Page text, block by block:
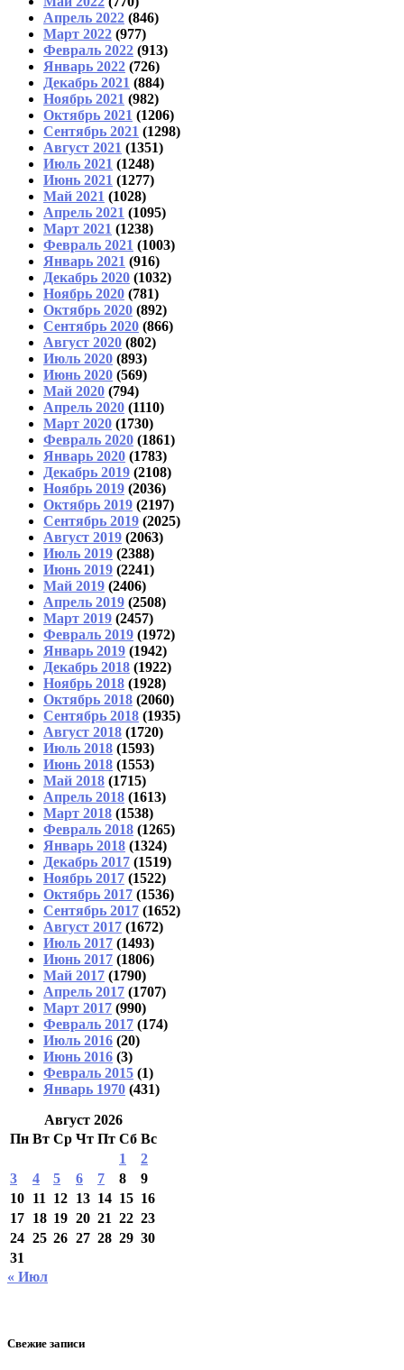
Апрель 2022 (846)
Март 2022 (977)
Февраль 2022 (913)
Январь 2022 (726)
Декабрь 2021 (884)
Ноябрь 2021 (982)
Октябрь 2021 (1206)
Сентябрь 2021 (1298)
Август 2021 (1351)
Июль 2021 (1248)
Июнь 2021 (1277)
Май 2021 (1028)
Апрель 2021 (1095)
Март 2021 (1238)
Февраль 2021 (1003)
Январь 2021 (916)
Декабрь 2020 (1032)
Ноябрь 2020 (781)
Октябрь 2020 (892)
Сентябрь 2020 (866)
Август 2020 (802)
Июль 2020 (893)
Июнь 2020 (569)
Май 2020 (794)
Апрель 2020 (1110)
Март 2020 (1730)
Февраль 2020 (1861)
Январь 2020 (1783)
Декабрь 2019 (2108)
Ноябрь 2019 (2036)
Октябрь 2019 (2197)
Сентябрь 2019 (2025)
Август 2019 (2063)
Июль 2019 (2388)
Июнь 2019 (2241)
Май 2019 (2406)
Апрель 2019 (2508)
Март 2019 (2457)
Февраль 2019 (1972)
Январь 2019 (1942)
Декабрь 2018 (1922)
Ноябрь 2018 (1928)
Октябрь 2018 (2060)
Сентябрь 2018 (1935)
Август 2018 (1720)
Июль 2018 (1593)
Июнь 2018 (1553)
Май 2018 (1715)
Апрель 2018 (1613)
Март 2018 (1538)
Февраль 2018 (1265)
Январь 2018 (1324)
Декабрь 2017 (1519)
Ноябрь 2017 (1522)
Октябрь 2017 (1536)
Сентябрь 2017 (1652)
Август 2017 (1672)
Июль 2017 (1493)
Июнь 2017 (1806)
Май 2017 (1790)
Апрель 2017 (1707)
Март 2017 (990)
Февраль 2017 (174)
Июль 2016 (20)
Июнь 2016 (3)
Февраль 2015 (1)
Январь 1970 (431)
Август 2026
Пн Вт Ср Чт Пт Сб Вс
1
2
3
4 5 6 7 8
9
10 11 12 13 14 15 16
17 18 19 20 21 22 23
24 25 26 27 28 29 30
31
« Июл
Свежие записи